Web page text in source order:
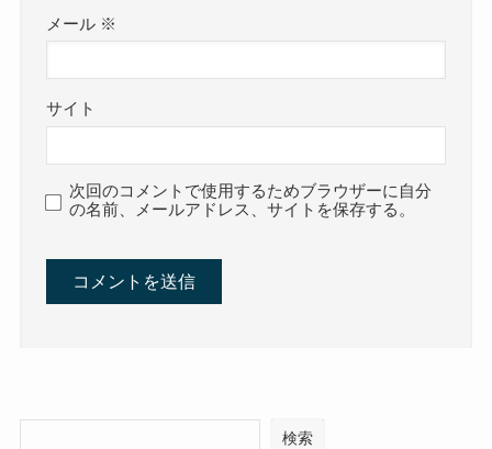
メール ※
サイト
次回のコメントで使用するためブラウザーに自分
の名前、メールアドレス、サイトを保存する。
検索